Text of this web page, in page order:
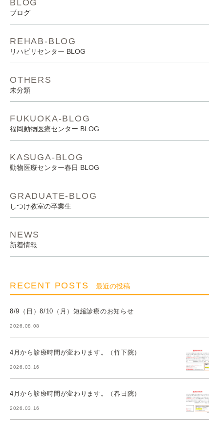
BLOG
ブログ
REHAB-BLOG
リハビリセンター BLOG
OTHERS
未分類
FUKUOKA-BLOG
福岡動物医療センター BLOG
KASUGA-BLOG
動物医療センター春日 BLOG
GRADUATE-BLOG
しつけ教室の卒業生
NEWS
新着情報
RECENT POSTS 最近の投稿
8/9（日）8/10（月）短縮診療のお知らせ
2026.08.08
4月から診療時間が変わります。（竹下院）
2026.03.16
4月から診療時間が変わります。（春日院）
2026.03.16